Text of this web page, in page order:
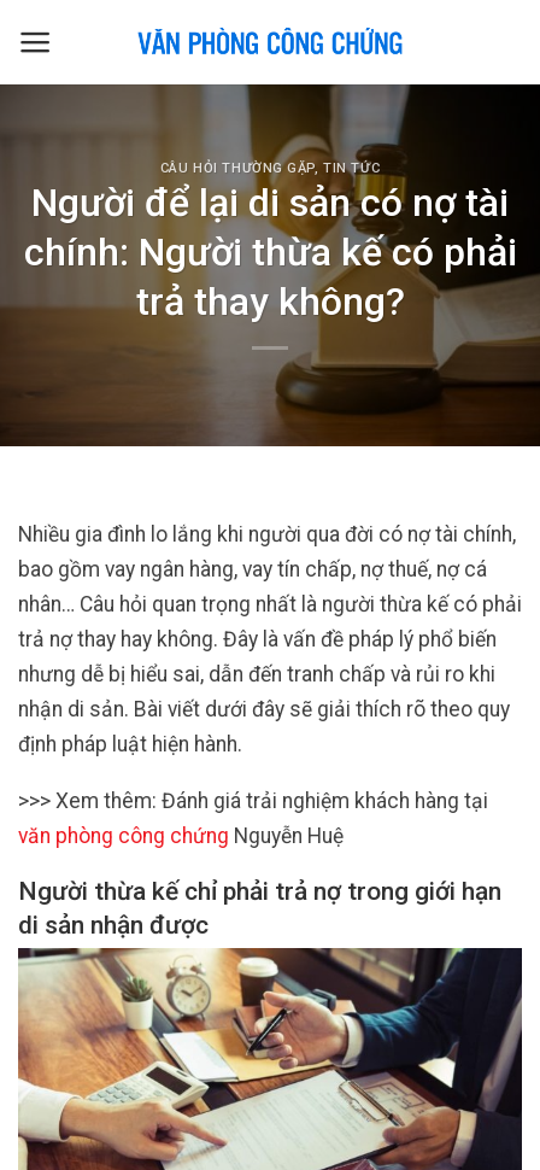
CÂU HỎI THƯỜNG GẶP,TIN TỨC
Người để lại di sản có nợ tài
chính: Người thừa kế có phải
trả thay không?
Nhiều gia đình lo lắng khi người qua đời có nợ tài chính,
bao gồm vay ngân hàng, vay tín chấp, nợ thuế, nợ cá
nhân… Câu hỏi quan trọng nhất là người thừa kế có phải
trả nợ thay hay không. Đây là vấn đề pháp lý phổ biến
nhưng dễ bị hiểu sai, dẫn đến tranh chấp và rủi ro khi
nhận di sản. Bài viết dưới đây sẽ giải thích rõ theo quy
định pháp luật hiện hành.
>>> Xem thêm: Đánh giá trải nghiệm khách hàng tại
văn phòng công chứng Nguyễn Huệ
Người thừa kế chỉ phải trả nợ trong giới hạn
di sản nhận được